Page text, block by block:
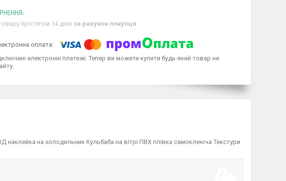
протягом 14 днів за рахунок покупця
електронні платежі. Тепер ви можете купити будь-який товар не
наклейка на холодильник Кульбаба на вітрі ПВХ плівка самоклеюча Текстури